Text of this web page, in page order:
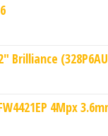
Brilliance
4Mpx